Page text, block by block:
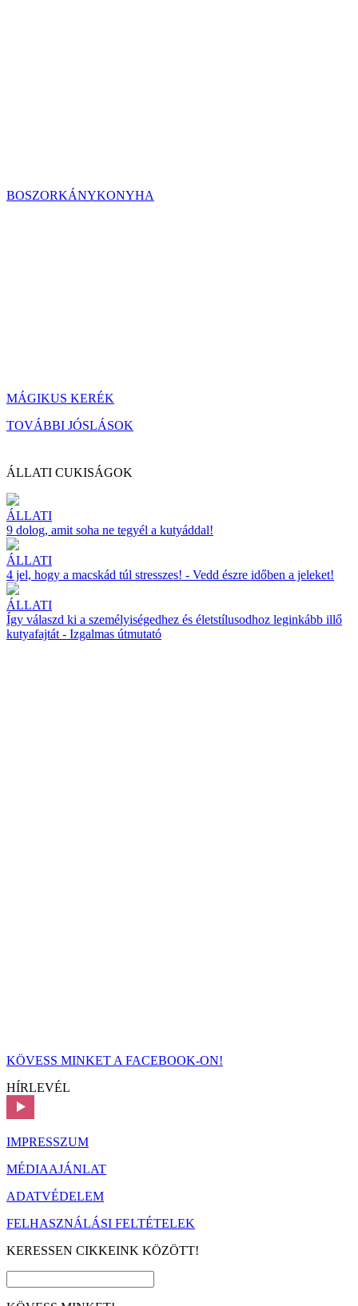
BOSZORKÁNYKONYHA
MÁGIKUS KERÉK
TOVÁBBI JÓSLÁSOK
ÁLLATI CUKISÁGOK
ÁLLATI
9 dolog, amit soha ne tegyél a kutyáddal!
ÁLLATI
4 jel, hogy a macskád túl stresszes! - Vedd észre időben a jeleket!
ÁLLATI
Így válaszd ki a személyiségedhez és életstílusodhoz leginkább illő
kutyafajtát - Izgalmas útmutató
KÖVESS MINKET A FACEBOOK-ON!
HÍRLEVÉL
IMPRESSZUM
MÉDIAAJÁNLAT
ADATVÉDELEM
FELHASZNÁLÁSI FELTÉTELEK
KERESSEN CIKKEINK KÖZÖTT!